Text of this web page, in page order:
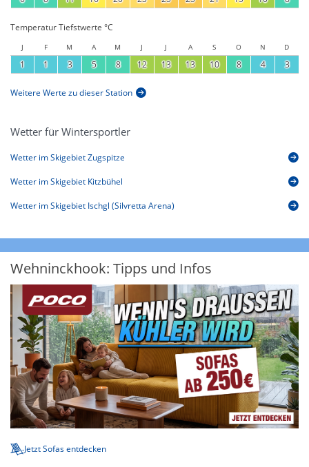
Temperatur Tiefstwerte °C
J F M A M J J A S O N D
1 1 3 5 8 12 13 13 10 8 4 3
Weitere Werte zu dieser Station
Wetter für Wintersportler
Wetter im Skigebiet Zugspitze
Wetter im Skigebiet Kitzbühel
Wetter im Skigebiet Ischgl (Silvretta Arena)
Wehninckhook: Tipps und Infos
Jetzt Sofas entdecken